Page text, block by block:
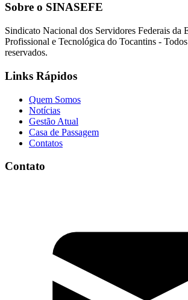
Sobre o SINASEFE
Sindicato Nacional dos Servidores Federais da
Profissional e Tecnológica do Tocantins -
reservados.
Links Rápidos
Quem Somos
Notícias
Gestão Atual
Casa de Passagem
Contatos
Contato